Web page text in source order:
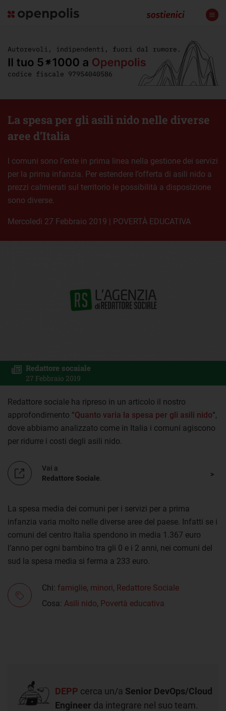
La spesa per gli asili nido nelle diverse
aree d’Italia
I comuni sono l’ente in prima linea nella gestione dei servizi
per la prima infanzia. Per estendere l’offerta di asili nido a
prezzi calmierati sul territorio le possibilità a disposizione
sono diverse.
mercoledì 27 Febbraio 2019 | POVERTÀ EDUCATIVA
Redattore socaiale
27 Febbraio 2019
Redattore sociale ha ripreso in un articolo il nostro
approfondimento “Quanto varia la spesa per gli asili nido“,
dove abbiamo analizzato come in Italia i comuni agiscono
per ridurre i costi degli asili nido.
Vai a
Redattore Sociale
La spesa media dei comuni per i servizi per a prima
infanzia varia molto nelle diverse aree del paese. Infatti se i
comuni del centro Italia spendono in media 1.367 euro
l’anno per ogni bambino tra gli 0 e i 2 anni, nei comuni del
sud la spesa media si ferma a 233 euro.
Chi: famiglie, minori, Redattore Sociale
Cosa: Asili nido, Povertà educativa
DEPP cerca un/a Senior DevOps/Cloud
Engineer da integrare nel suo team.